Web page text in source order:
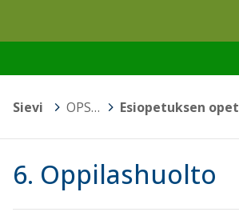
Sievi OPS 2016 >
6. Oppilashuolto